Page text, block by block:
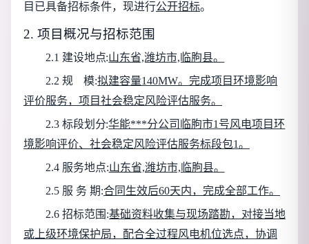
目已具备招标条件，现进行公开招标。
2. 项目概况与招标范围
2.1 建设地点:山东省,潍坊市,临朐县。
2.2 规
模:拟建容量140MW。完成项目环境影响
评价服务，项目社会稳定风险评估服务。
2.3 标段划分:华能***分公司临朐市1号风电项目环
境影响评价、社会稳定风险评估服务标段包1。
2.4 服务地点:山东省,潍坊市,临朐县。
2.5 服 务 期:合同生效后60天内，完成全部工作。
2.6 招标范围:基础资料收集与现场踏勘，对接当地
或上级环境保护局，配合全过程风电机位选点，协调